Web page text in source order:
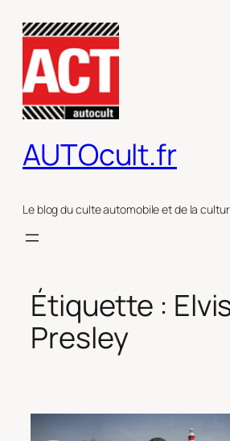
contenu
AUTOcult.fr
Le blog du culte automobile et de la
Étiquette :
Presley